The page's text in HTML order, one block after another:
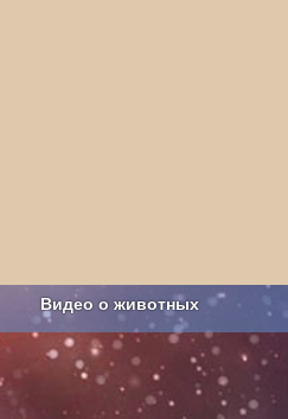
Видео о животных
Сельское хозяйство